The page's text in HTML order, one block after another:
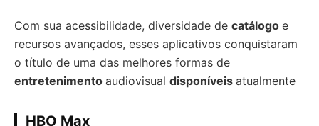
Com sua acessibilidade, diversidade de catálogo e
recursos avançados, esses aplicativos conquistaram
o título de uma das melhores formas de
entretenimento audiovisual disponíveis atualmente
HBO Max